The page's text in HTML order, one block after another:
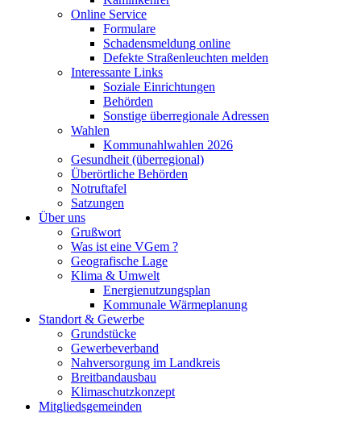
Online Service
Formulare
Schadensmeldung online
Defekte Straßenleuchten melden
Interessante Links
Soziale Einrichtungen
Behörden
Sonstige überregionale Adressen
Wahlen
Kommunahlwahlen 2026
Gesundheit (überregional)
Überörtliche Behörden
Notruftafel
Satzungen
Über uns
Grußwort
Was ist eine VGem ?
Geografische Lage
Klima & Umwelt
Energienutzungsplan
Kommunale Wärmeplanung
Standort & Gewerbe
Grundstücke
Gewerbeverband
Nahversorgung im Landkreis
Breitbandausbau
Klimaschutzkonzept
Mitgliedsgemeinden